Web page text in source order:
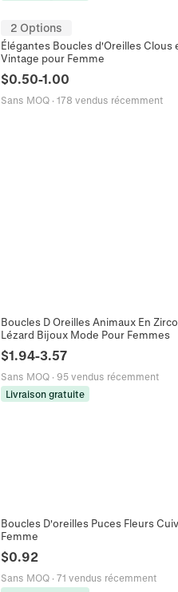
2 Options
Élégantes Boucles d'Oreilles
Vintage pour Femme
$0.50-1.00
Sans MOQ · 178 vendus récemment
Boucles D Oreilles Animaux En
Lézard Bijoux Mode Pour Femmes
$1.94-3.57
Sans MOQ · 95 vendus récemment
Livraison gratuite
Boucles D'oreilles Puces Fleurs
Femme
$0.92
Sans MOQ · 71 vendus récemment